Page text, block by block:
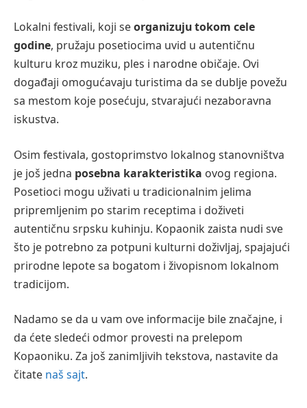
Lokalni festivali, koji seorganizuju tokom cele
godine, pružaju posetiocima uvid u autentičnu
kulturu kroz muziku, ples i narodne običaje. Ovi
događaji omogućavaju turistima da se dublje povežu
sa mestom koje posećuju, stvarajući nezaboravna
iskustva.
Osim festivala, gostoprimstvo lokalnog stanovništva
je još jedna posebna karakteristika ovog regiona.
Posetioci mogu uživati u tradicionalnim jelima
pripremljenim po starim receptima i doživeti
autentičnu srpsku kuhinju. Kopaonik zaista nudi sve
što je potrebno za potpuni kulturni doživljaj, spajajući
prirodne lepote sa bogatom i živopisnom lokalnom
tradicijom.
Nadamo se da u vam ove informacije bile značajne, i
da ćete sledeći odmor provesti na prelepom
Kopaoniku. Za još zanimljivih tekstova, nastavite da
čitate naš sajt.